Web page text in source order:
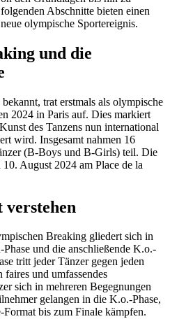
Abschnitte bieten einen
olympische Sportereignis.
und die
trat erstmals als olympische
2024 in Paris auf. Dies markiert
des Tanzens nun international
wird. Insgesamt nahmen 16
(B-Boys und B-Girls) teil. Die
August 2024 am Place de la
Breaking gliedert sich in
und die anschließende K.o.-
tritt jeder Tänzer gegen jeden
und umfassendes
sich in mehreren Begegnungen
gelangen in die K.o.-Phase,
bis zum Finale kämpfen.